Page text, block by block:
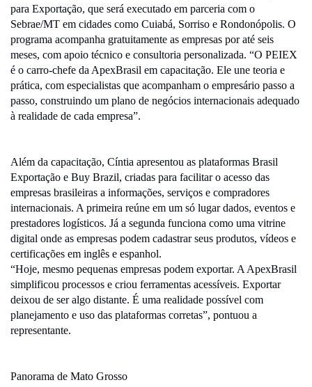
para Exportação, que será executado em parceria com o
Sebrae/MT em cidades como Cuiabá, Sorriso e Rondonópolis. O
programa acompanha gratuitamente as empresas por até seis
meses, com apoio técnico e consultoria personalizada. “O PEIEX
é o carro-chefe da ApexBrasil em capacitação. Ele une teoria e
prática, com especialistas que acompanham o empresário passo a
passo, construindo um plano de negócios internacionais adequado
à realidade de cada empresa”.
Além da capacitação, Cíntia apresentou as plataformas Brasil
Exportação e Buy Brazil, criadas para facilitar o acesso das
empresas brasileiras a informações, serviços e compradores
internacionais. A primeira reúne em um só lugar dados, eventos e
prestadores logísticos. Já a segunda funciona como uma vitrine
digital onde as empresas podem cadastrar seus produtos, vídeos e
certificações em inglês e espanhol.
“Hoje, mesmo pequenas empresas podem exportar. A ApexBrasil
simplificou processos e criou ferramentas acessíveis. Exportar
deixou de ser algo distante. É uma realidade possível com
planejamento e uso das plataformas corretas”, pontuou a
representante.
Panorama de Mato Grosso